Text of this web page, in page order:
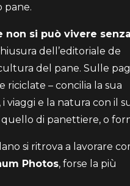
pane.
non si può vivere senza
dell’editoriale de
del pane. Sulle
riciclate – concilia la sua
viaggi e la natura con il
di panettiere, o
si ritrova a lavorare
Photos, forse la più